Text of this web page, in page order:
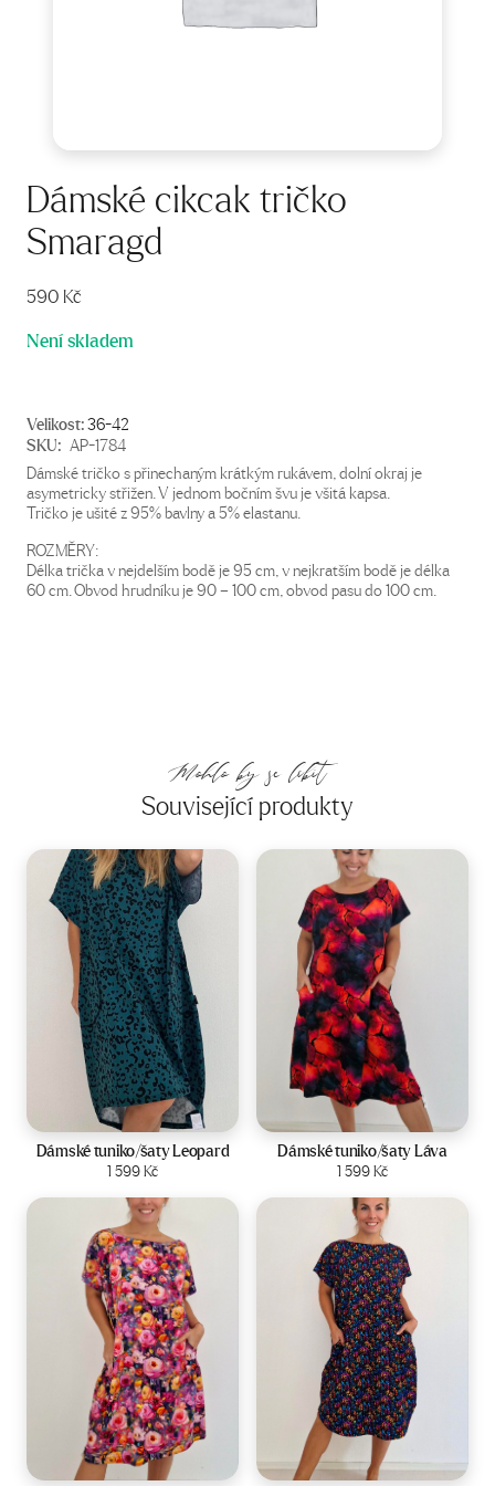
Dámské cikcak tričko
Smaragd
590 Kč
Není skladem
Velikost:36-42
SKU: AP-1784
Dámské tričko s přinechaným krátkým rukávem, dolní okraj je
asymetricky střižen. V jednom bočním švu je všitá kapsa.
Tričko je ušité z 95% bavlny a 5% elastanu.
ROZMĚRY:
Délka trička v nejdelším bodě je 95 cm, v nejkratším bodě je délka
60 cm. Obvod hrudníku je 90 – 100 cm, obvod pasu do 100 cm.
Mohlo by se líbit
Související produkty
Velikost:44-50
Dámské tuniko/šaty Leopard
1 599Kč
Zobrazit produkt
Velikost: 44-50
Dámské tuniko/šaty Láva
1 599Kč
Zobrazit produkt
Velikost:44-50 Velikost:44-50